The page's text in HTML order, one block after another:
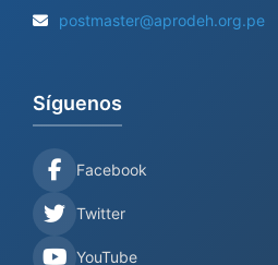
postmaster@aprodeh.org.pe
Síguenos
Facebook
Twitter
YouTube